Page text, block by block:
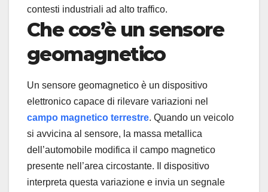
contesti industriali ad alto traffico.
Che cos’è un sensore
geomagnetico
Un sensore geomagnetico è un dispositivo
elettronico capace di rilevare variazioni nel
campo magnetico terrestre. Quando un veicolo
si avvicina al sensore, la massa metallica
dell’automobile modifica il campo magnetico
presente nell’area circostante. Il dispositivo
interpreta questa variazione e invia un segnale